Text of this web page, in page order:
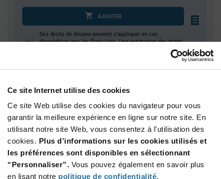
Ce site Internet utilise des cookies
Ce site Web utilise des cookies du navigateur pour vous
garantir la meilleure expérience en ligne sur notre site. En
utilisant notre site Web, vous consentez à l'utilisation des
cookies. Plus d’informations sur les cookies utilisés et
les préférences sont disponibles en sélectionnant
“Personnaliser”. Vous pouvez également en savoir plus
en lisant notre politique de confidentialité.
AJOUTER
Des droits de douane peuvent s’appliquer en cas
d’expédition vers les États-Unis. Une estimation des droits
400+ $2.82
Product
Information
section
Emballages disponibles
Box